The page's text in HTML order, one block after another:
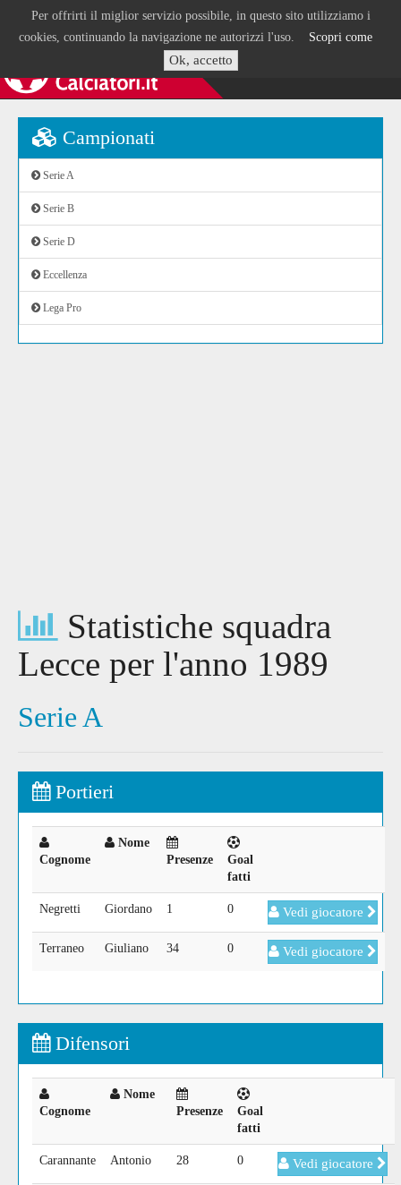
Per offrirti il miglior servizio possibile, in questo sito utilizziamo i
cookies, continuando la navigazione ne autorizzi l'uso. Scopri come
Ok, accetto
Campionati
Serie A
Serie B
Serie D
Eccellenza
Lega Pro
Statistiche squadra
Lecce per l'anno 1989
Serie A
Portieri
Cognome
Nome
Presenze
Goal
fatti
Negretti Giordano 1 0 Vedi giocatore
Terraneo Giuliano 34 0 Vedi giocatore
Difensori
Cognome
Nome
Presenze
Goal
fatti
Carannante Antonio 28 0 Vedi giocatore